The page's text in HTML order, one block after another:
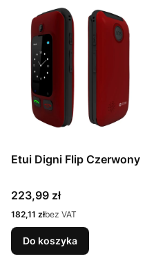
Etui Digni Flip Czerwony
Cena
223,99 zł
Cena
182,11 złbez VAT
Do koszyka